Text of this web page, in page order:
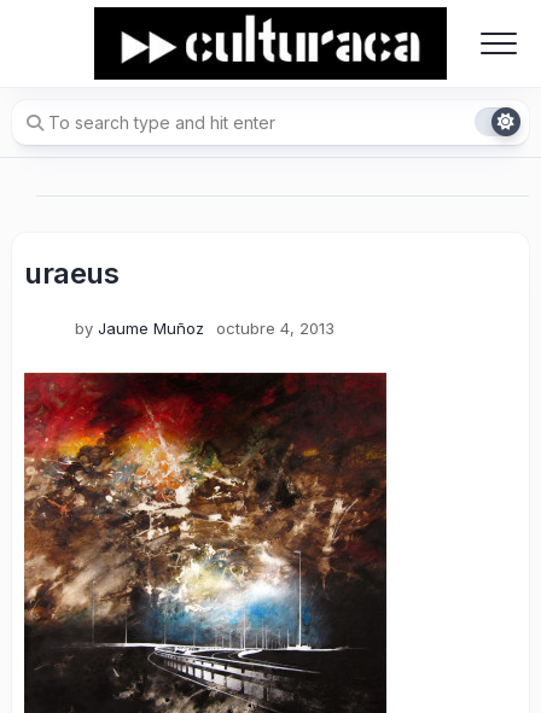
uraeus
by Jaume Muñoz octubre 4, 2013